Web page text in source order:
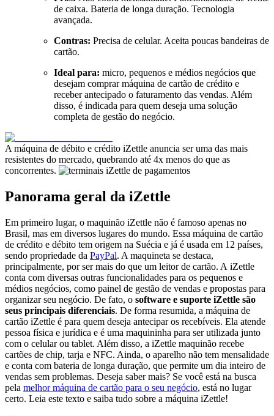
de caixa. Bateria de longa duração. Tecnologia
avançada.
Contras: Precisa de celular. Aceita poucas bandeiras de
cartão.
Ideal para: micro, pequenos e médios negócios que
desejam comprar máquina de cartão de crédito e
receber antecipado o faturamento das vendas. Além
disso, é indicada para quem deseja uma solução
completa de gestão do negócio.
A máquina de débito e crédito iZettle anuncia ser uma das mais
resistentes do mercado, quebrando até 4x menos do que as
concorrentes.
Panorama geral da iZettle
Em primeiro lugar, o maquinão iZettle não é famoso apenas no
Brasil, mas em diversos lugares do mundo. Essa máquina de cartão
de crédito e débito tem origem na Suécia e já é usada em 12 países,
sendo propriedade da PayPal. A maquineta se destaca,
principalmente, por ser mais do que um leitor de cartão. A iZettle
conta com diversas outras funcionalidades para os pequenos e
médios negócios, como painel de gestão de vendas e propostas para
organizar seu negócio. De fato, o software e suporte iZettle são
seus principais diferenciais. De forma resumida, a máquina de
cartão iZettle é para quem deseja antecipar os recebíveis. Ela atende
pessoa física e jurídica e é uma maquininha para ser utilizada junto
com o celular ou tablet. Além disso, a iZettle maquinão recebe
cartões de chip, tarja e NFC. Ainda, o aparelho não tem mensalidade
e conta com bateria de longa duração, que permite um dia inteiro de
vendas sem problemas. Deseja saber mais? Se você está na busca
pela melhor máquina de cartão para o seu negócio, está no lugar
certo. Leia este texto e saiba tudo sobre a máquina iZettle!